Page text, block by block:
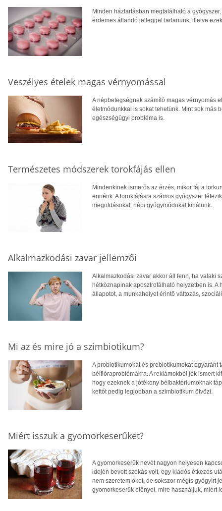
Minden háztartásban megtalálható a
érdemes állandó jelleggel tartanunk, illetve
Veszélyes ételek magas vérnyomással
A népbetegségnek számító magas vérnyomás
életmódunkkal is sokat tehetünk. Mint sok más
egészségügyi probléma is.
Természetes módszerek torokfájás ellen
Mindenkinek ismerős az érzés, mikor fáj a
ennénk. A torokfájásra számos gyógyszer
megoldásokat, népi gyógymódokat kínálunk.
Alkalmazkodási zavar jellemzői
Alkalmazkodási zavar akkor áll fenn, ha valaki
hétköznapinak aposztrofálható helyzetben is.
állapotot, a munkahelyet érintő változás,
Mi az és mire jó a szimbiotikum?
A probiotikumokat és prebiotikumokat
bélflóraproblémákra. A reklámokból jók ismert
hogy ezeknek a jótékony bélbaktériumoknak
kettőt pedig legjobban a szimbiotikum ötvözi.
Miért isszuk a gyomorkeserűket?
A gyomorkeserűk nevét nagyon helyesen
idején bevett szokás volt, egy kiadós étkezés
nem szeretem őket, de sokszor mégis gyógyírt
gyomorkeserűk előnyei, mire használjuk, miért